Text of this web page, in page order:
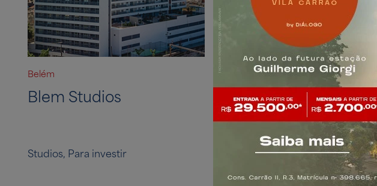
Belém
Blem Studios
Studios, Para investir
Brooklin
Retrato by Diálogo Mall
Diálogo Mall, Comerciais, Para
400m do Metrô Brooklin